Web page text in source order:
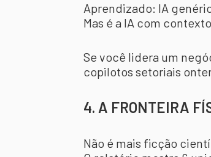
Aprendizado: IA
Mas é a IA com
Se você lidera um
copilotos setoriais
4. A FRONTEIRA
Não é mais ficção